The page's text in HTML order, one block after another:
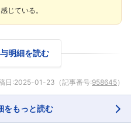
ました
じている。
明細を読む
日:2025-01-23 （記事番号:958645）
をもっと読む